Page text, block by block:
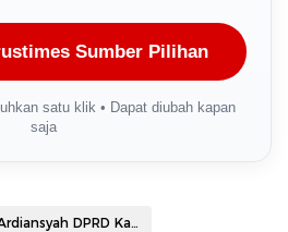
Sumber Pilihan
satu klik • Dapat diubah kapan
saja
Ardiansyah DPRD Kapuas